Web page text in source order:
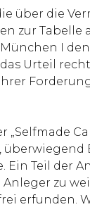
über die
zur Tabelle
I
Urteil
überwiegend
Ein Teil der
zu
erfunden.